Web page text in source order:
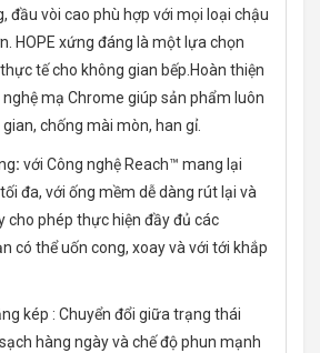
đầu vòi cao phù hợp với mọi loại chậu
HOPE xứng đáng là một lựa chọn
tế cho không gian bếp.Hoàn thiện
nghệ mạ Chrome giúp sản phẩm luôn
chống mài mòn, han gỉ.
: với Công nghệ Reach™ mang lại
đa, với ống mềm dễ dàng rút lại và
cho phép thực hiện đầy đủ các
có thể uốn cong, xoay và với tới khắp
kép : Chuyển đổi giữa trạng thái
hàng ngày và chế độ phun mạnh